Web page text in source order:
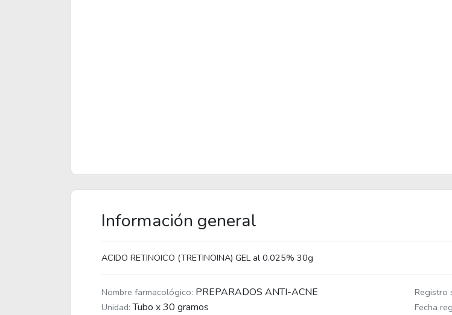
Información general
ACIDO RETINOICO (TRETINOINA) GEL al 0.025% 30g
Nombre farmacológico: PREPARADOS ANTI-ACNE
Unidad:Tubo x 30 gramos
Registro
Fecha